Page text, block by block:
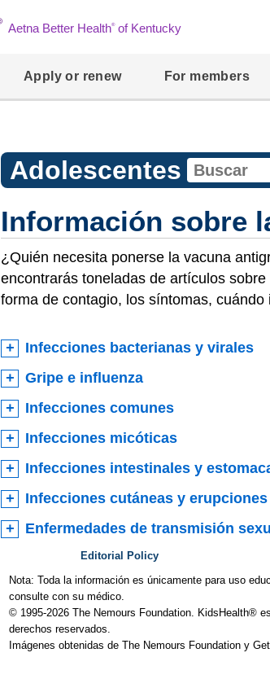
Aetna Better Health®of Kentucky
Apply or renew For members
Adolescentes
Información sobre
¿Quién necesita ponerse la vacuna
encontrarás toneladas de artículos
forma de contagio, los síntomas,
Infecciones bacterianas y virales
Gripe e influenza
Infecciones comunes
Infecciones micóticas
Infecciones intestinales y
Infecciones cutáneas y erupciones
Enfermedades de transmisión
Editorial Policy
Nota: Toda la información es únicamente para uso
consulte con su médico.
© 1995-2026 The Nemours Foundation. KidsHealth®
derechos reservados.
Imágenes obtenidas de The Nemours Foundation y